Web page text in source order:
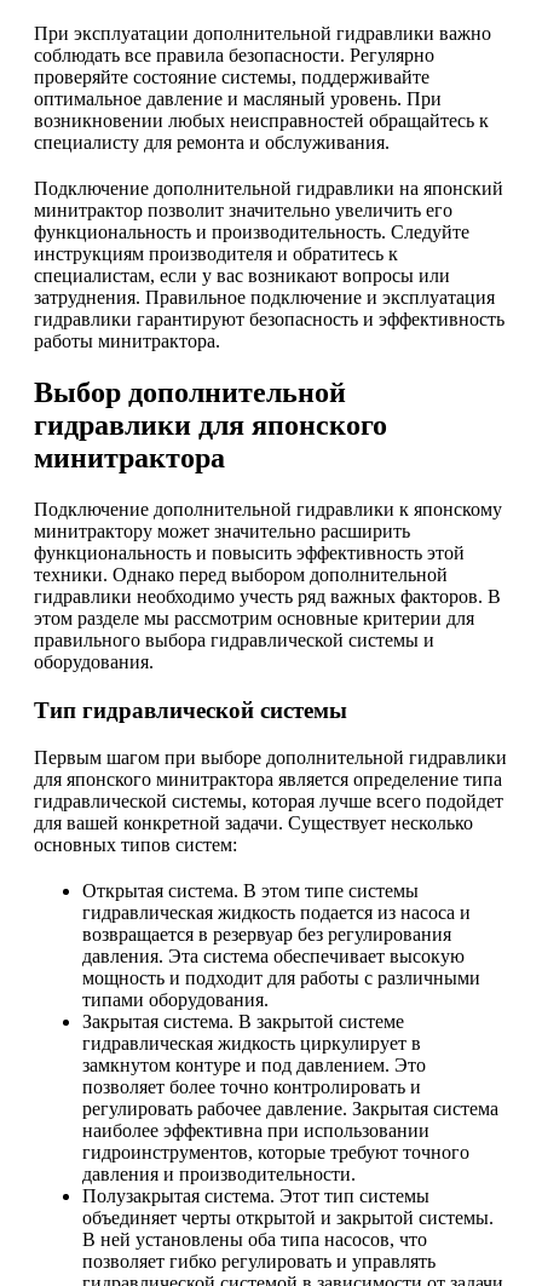
При эксплуатации дополнительной гидравлики важно
соблюдать все правила безопасности. Регулярно
проверяйте состояние системы, поддерживайте
оптимальное давление и масляный уровень. При
возникновении любых неисправностей обращайтесь к
специалисту для ремонта и обслуживания.
Подключение дополнительной гидравлики на японский
минитрактор позволит значительно увеличить его
функциональность и производительность. Следуйте
инструкциям производителя и обратитесь к
специалистам, если у вас возникают вопросы или
затруднения. Правильное подключение и эксплуатация
гидравлики гарантируют безопасность и эффективность
работы минитрактора.
Выбор дополнительной
гидравлики для японского
минитрактора
Подключение дополнительной гидравлики к японскому
минитрактору может значительно расширить
функциональность и повысить эффективность этой
техники. Однако перед выбором дополнительной
гидравлики необходимо учесть ряд важных факторов. В
этом разделе мы рассмотрим основные критерии для
правильного выбора гидравлической системы и
оборудования.
Тип гидравлической системы
Первым шагом при выборе дополнительной гидравлики
для японского минитрактора является определение типа
гидравлической системы, которая лучше всего подойдет
для вашей конкретной задачи. Существует несколько
основных типов систем:
Открытая система. В этом типе системы
гидравлическая жидкость подается из насоса и
возвращается в резервуар без регулирования
давления. Эта система обеспечивает высокую
мощность и подходит для работы с различными
типами оборудования.
Закрытая система. В закрытой системе
гидравлическая жидкость циркулирует в
замкнутом контуре и под давлением. Это
позволяет более точно контролировать и
регулировать рабочее давление. Закрытая система
наиболее эффективна при использовании
гидроинструментов, которые требуют точного
давления и производительности.
Полузакрытая система. Этот тип системы
объединяет черты открытой и закрытой системы.
В ней установлены оба типа насосов, что
позволяет гибко регулировать и управлять